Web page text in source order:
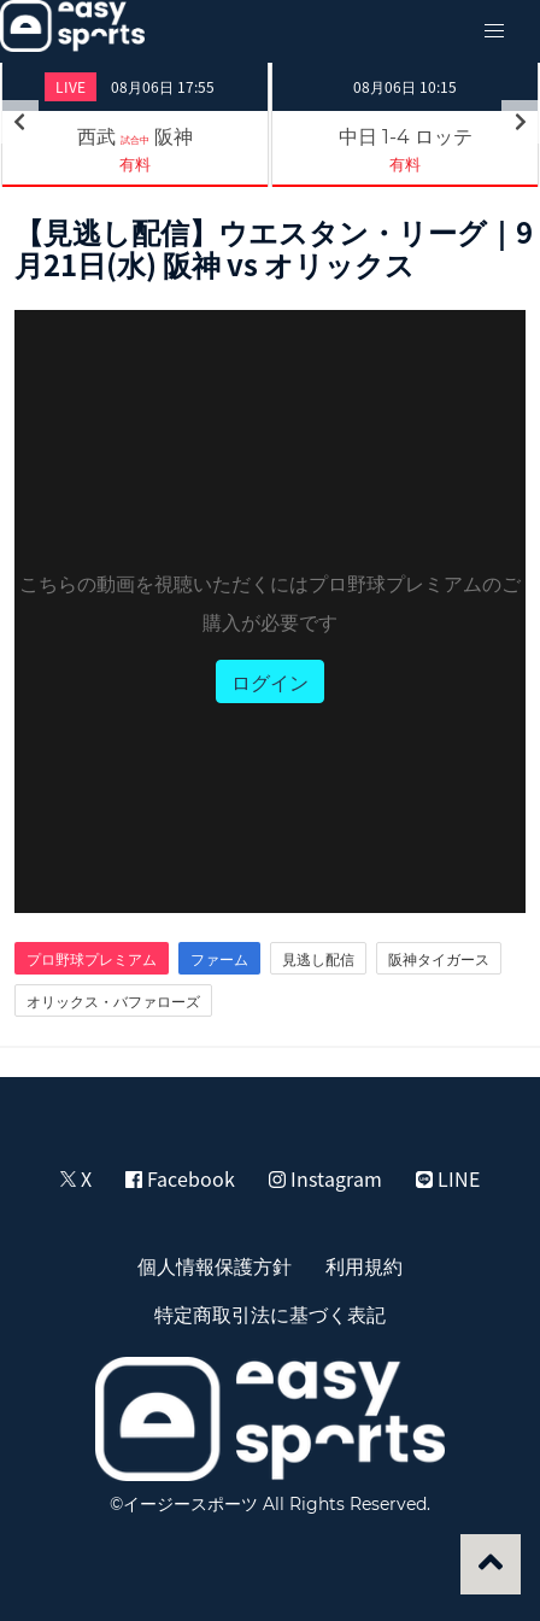
08月06日 10:15
中日 1-4 ロッテ
有料
LIVE 08月06日 17:55
西武 試合中 阪神
有料
【見逃し配信】ウエスタン・リーグ｜9
月21日(水) 阪神 vs オリックス
こちらの動画を視聴いただくにはプロ野球プレミアムのご
購入が必要です
ログイン
プロ野球プレミアム ファーム 見逃し配信
阪神タイガース
オリックス・バファローズ
X Facebook Instagram LINE
個人情報保護方針
利用規約
特定商取引法に基づく表記
©イージースポーツ All Rights Reserved.